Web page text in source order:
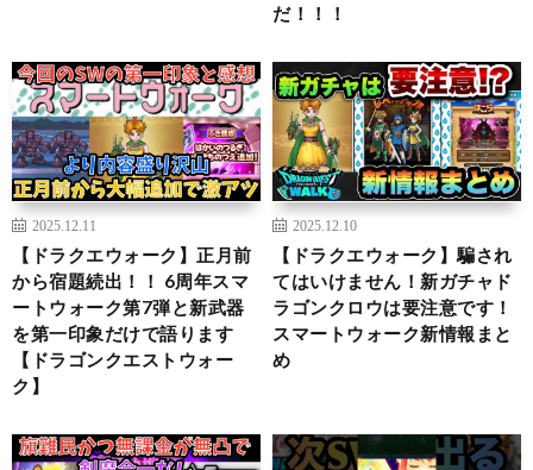
だ！！！
2025.12.11
【ドラクエウォーク】正月前
から宿題続出！！ 6周年スマ
ートウォーク第7弾と新武器
を第一印象だけで語ります
【ドラゴンクエストウォー
ク】
2025.12.10
【ドラクエウォーク】騙され
てはいけません！新ガチャド
ラゴンクロウは要注意です！
スマートウォーク新情報まと
め